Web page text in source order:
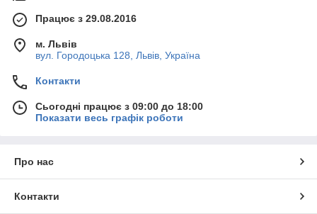
Працює з 29.08.2016
м. Львів
вул. Городоцька 128, Львів, Україна
Контакти
Сьогодні працює з 09:00 до 18:00
Показати весь графік роботи
Про нас
Контакти